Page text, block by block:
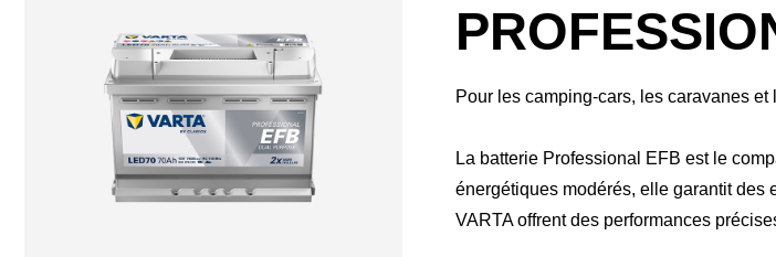
dialogue
Pour les camping-cars, les caravanes
La batterie Professional EFB est le
énergétiques modérés, elle garantit des
VARTA offrent des performances